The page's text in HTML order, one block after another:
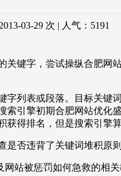
03-29 次 | 人气： 5191
关键字，尝试操纵合肥
列表或段落。目标关键
索引擎初期合肥网站优
得排名，但是搜索引擎
否违背了关键词堆积原
站被惩罚如何急救的相关